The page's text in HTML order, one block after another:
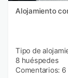
Alojamiento
Tipo de
8 huéspedes
Comentarios: 6